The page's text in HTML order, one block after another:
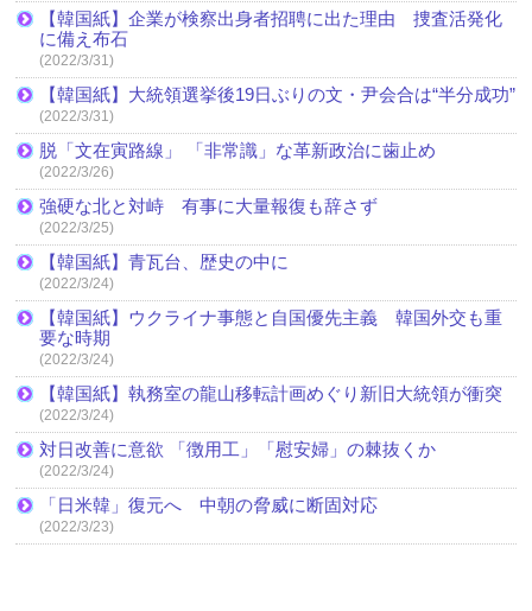
【韓国紙】企業が検察出身者招聘に出た理由 捜査活発化
に備え布石
(2022/3/31)
【韓国紙】大統領選挙後19日ぶりの文・尹会合は“半分成功”
(2022/3/31)
脱「文在寅路線」 「非常識」な革新政治に歯止め
(2022/3/26)
強硬な北と対峙 有事に大量報復も辞さず
(2022/3/25)
【韓国紙】青瓦台、歴史の中に
(2022/3/24)
【韓国紙】ウクライナ事態と自国優先主義 韓国外交も重
要な時期
(2022/3/24)
【韓国紙】執務室の龍山移転計画めぐり新旧大統領が衝突
(2022/3/24)
対日改善に意欲 「徴用工」「慰安婦」の棘抜くか
(2022/3/24)
「日米韓」復元へ 中朝の脅威に断固対応
(2022/3/23)